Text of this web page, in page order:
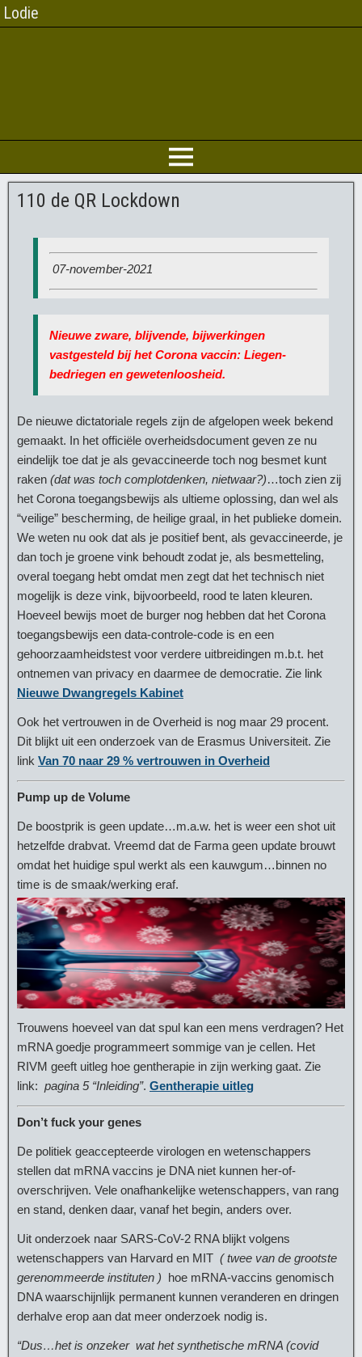
Lodie
110 de QR Lockdown
07-november-2021
Nieuwe zware, blijvende, bijwerkingen
vastgesteld bij het Corona vaccin: Liegen-
bedriegen en gewetenloosheid.
De nieuwe dictatoriale regels zijn de afgelopen week bekend
gemaakt. In het officiële overheidsdocument geven ze nu
eindelijk toe dat je als gevaccineerde toch nog besmet kunt
raken (dat was toch complotdenken, nietwaar?)…toch zien zij
het Corona toegangsbewijs als ultieme oplossing, dan wel als
“veilige” bescherming, de heilige graal, in het publieke domein.
We weten nu ook dat als je positief bent, als gevaccineerde, je
dan toch je groene vink behoudt zodat je, als besmetteling,
overal toegang hebt omdat men zegt dat het technisch niet
mogelijk is deze vink, bijvoorbeeld, rood te laten kleuren.
Hoeveel bewijs moet de burger nog hebben dat het Corona
toegangsbewijs een data-controle-code is en een
gehoorzaamheidstest voor verdere uitbreidingen m.b.t. het
ontnemen van privacy en daarmee de democratie. Zie link
Nieuwe Dwangregels Kabinet
Ook het vertrouwen in de Overheid is nog maar 29 procent.
Dit blijkt uit een onderzoek van de Erasmus Universiteit. Zie
link Van 70 naar 29 % vertrouwen in Overheid
Pump up de Volume
De boostprik is geen update…m.a.w. het is weer een shot uit
hetzelfde drabvat. Vreemd dat de Farma geen update brouwt
omdat het huidige spul werkt als een kauwgum…binnen no
time is de smaak/werking eraf.
Trouwens hoeveel van dat spul kan een mens verdragen? Het
mRNA goedje programmeert sommige van je cellen. Het
RIVM geeft uitleg hoe gentherapie in zijn werking gaat. Zie
link: pagina 5 “Inleiding”. Gentherapie uitleg
Don’t fuck your genes
De politiek geaccepteerde virologen en wetenschappers
stellen dat mRNA vaccins je DNA niet kunnen her-of-
overschrijven. Vele onafhankelijke wetenschappers, van rang
en stand, denken daar, vanaf het begin, anders over.
Uit onderzoek naar SARS-CoV-2 RNA blijkt volgens
wetenschappers van Harvard en MIT ( twee van de grootste
gerenommeerde instituten ) hoe mRNA-vaccins genomisch
DNA waarschijnlijk permanent kunnen veranderen en dringen
derhalve erop aan dat meer onderzoek nodig is.
“Dus…het is onzeker wat het synthetische mRNA (covid